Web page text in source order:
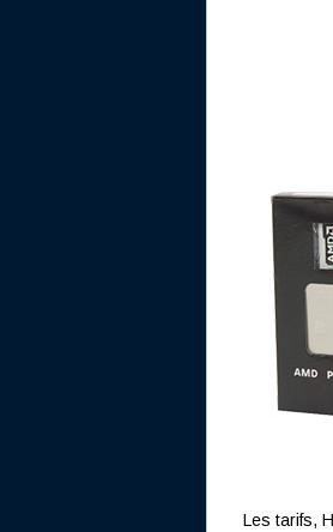
Les tarifs,